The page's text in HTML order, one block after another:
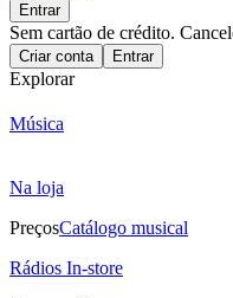
Entrar
Sem cartão de crédito.
Criar conta Entrar
Explorar
Música
Na loja
PreçosCatálogo musical
Rádios In-store